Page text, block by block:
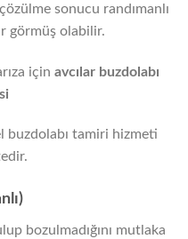
sonucu randımanlı
görmüş olabilir.
için avcılar buzdolabı
buzdolabı tamiri hizmeti
bozulmadığını mutlaka